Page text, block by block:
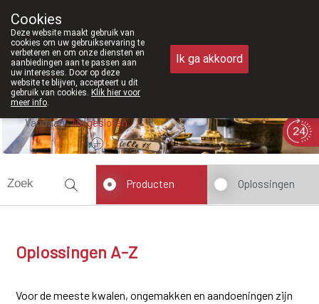
011/610300
Vandaag Nugesloten
Oplossingen A-Z
Producten Oplossingen
Voor de meeste kwalen, ongemakken en aandoeningen zijn
Cookies
Deze website maakt gebruik van
cookies om uw gebruikservaring te
verbeteren en om onze diensten en
aanbiedingen aan te passen aan
uw interesses. Door op deze
website te blijven, accepteert u dit
gebruik van cookies. Klik hier voor
meer info.
Ik ga akkoord